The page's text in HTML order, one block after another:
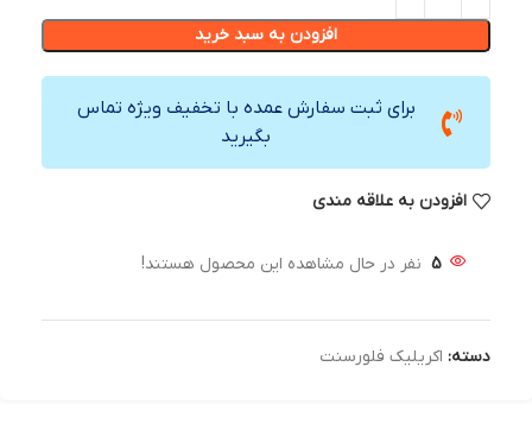
افزودن به سبد خرید
برای ثبت سفارش عمده با تخفیف ویژه تماس
بگیرید
افزودن به علاقه مندی
5 نفر در حال مشاهده این محصول هستند!
دسته: اکریلیک فلورسنت